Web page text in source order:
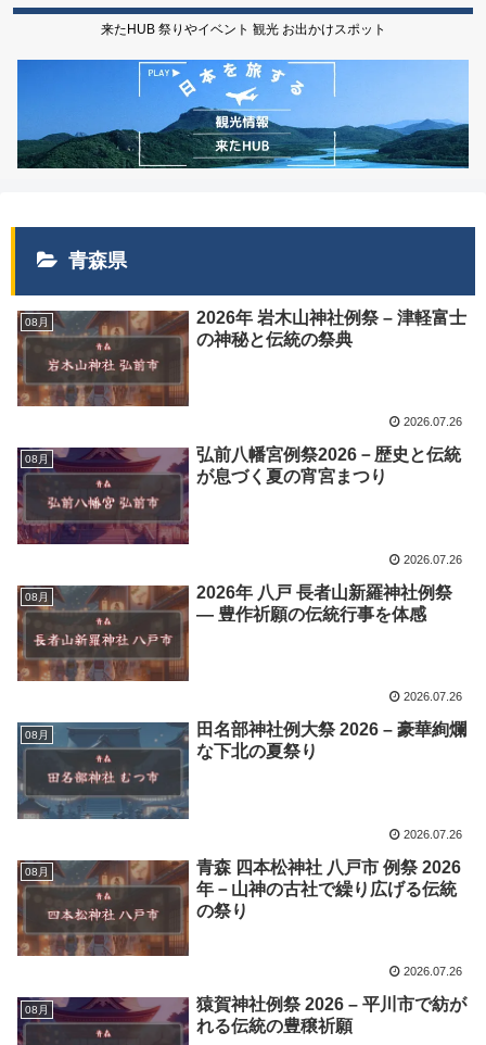
来たHUB 祭りやイベント 観光 お出かけスポット
青森県
08月
2026年 岩木山神社例祭 – 津軽富士
の神秘と伝統の祭典
2026.07.26
08月
弘前八幡宮例祭2026－歴史と伝統
が息づく夏の宵宮まつり
2026.07.26
08月
2026年 八戸 長者山新羅神社例祭
― 豊作祈願の伝統行事を体感
2026.07.26
08月
田名部神社例大祭 2026 – 豪華絢爛
な下北の夏祭り
2026.07.26
08月
青森 四本松神社 八戸市 例祭 2026
年－山神の古社で繰り広げる伝統
の祭り
2026.07.26
08月
猿賀神社例祭 2026 – 平川市で紡が
れる伝統の豊穣祈願